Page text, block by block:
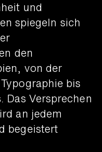
und
spiegeln sich
den
von der
bis
Das Versprechen
an jedem
begeistert